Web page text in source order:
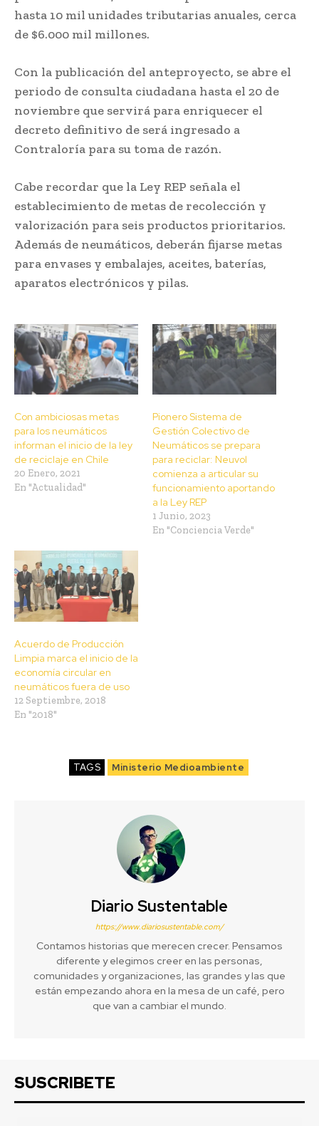
hasta 10 mil unidades tributarias anuales, cerca
de $6.000 mil millones.
Con la publicación del anteproyecto, se abre el
periodo de consulta ciudadana hasta el 20 de
noviembre que servirá para enriquecer el
decreto definitivo de será ingresado a
Contraloría para su toma de razón.
Cabe recordar que la Ley REP señala el
establecimiento de metas de recolección y
valorización para seis productos prioritarios.
Además de neumáticos, deberán fijarse metas
para envases y embalajes, aceites, baterías,
aparatos electrónicos y pilas.
Con ambiciosas metas
para los neumáticos
informan el inicio de la ley
de reciclaje en Chile
20 Enero, 2021
En "Actualidad"
Pionero Sistema de
Gestión Colectivo de
Neumáticos se prepara
para reciclar: Neuvol
comienza a articular su
funcionamiento aportando
a la Ley REP
1 Junio, 2023
En "Conciencia Verde"
Acuerdo de Producción
Limpia marca el inicio de la
economía circular en
neumáticos fuera de uso
12 Septiembre, 2018
En "2018"
TAGS Ministerio Medioambiente
Diario Sustentable
https://www.diariosustentable.com/
Contamos historias que merecen crecer. Pensamos
diferente y elegimos creer en las personas,
comunidades y organizaciones, las grandes y las que
están empezando ahora en la mesa de un café, pero
que van a cambiar el mundo.
SUSCRIBETE